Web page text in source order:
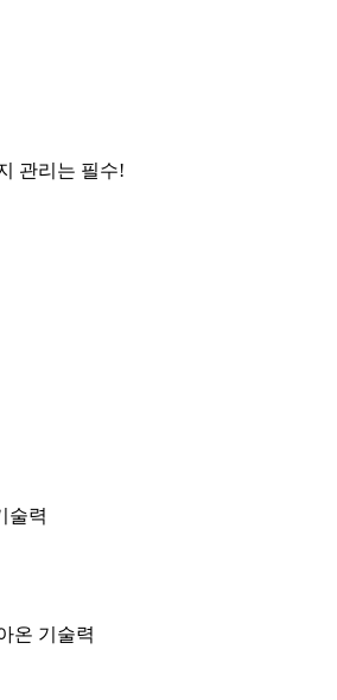
관리는 필수!
술력
온 기술력